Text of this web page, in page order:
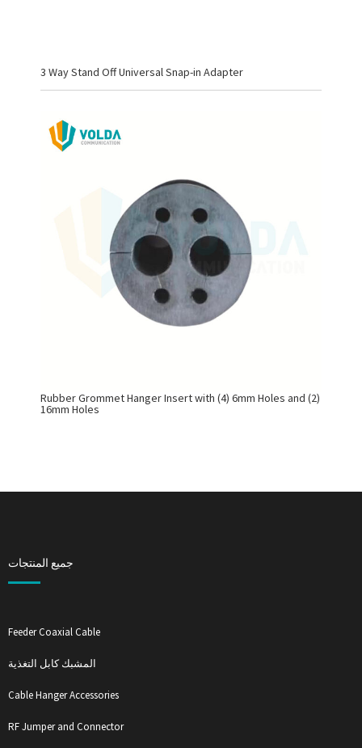
3 Way Stand Off Universal Snap-in Adapter
Rubber Grommet Hanger Insert with (4) 6mm Holes and (2)
16mm Holes
جميع المنتجات
Feeder Coaxial Cable
المشبك كابل التغذية
Cable Hanger Accessories
RF Jumper and Connector